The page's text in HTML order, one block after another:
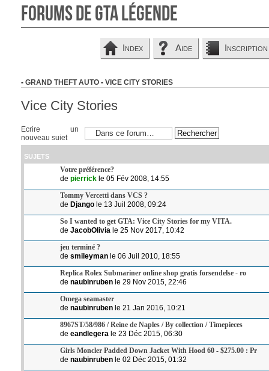
Forums de GTA Légende
Index Aide Inscription
- GRAND THEFT AUTO - VICE CITY STORIES
Vice City Stories
Ecrire un
nouveau sujet
SUJETS
Votre préférence?
de pierrickle 05 Fév 2008, 14:55
Tommy Vercetti dans VCS ?
de Djangole 13 Juil 2008, 09:24
So I wanted to get GTA: Vice City Stories for my VITA.
de JacobOlivia le 25 Nov 2017, 10:42
jeu terminé ?
de smileymanle 06 Juil 2010, 18:55
Replica Rolex Submariner online shop gratis forsendelse - ro
de naubinrubenle 29 Nov 2015, 22:46
Omega seamaster
de naubinrubenle 21 Jan 2016, 10:21
8967ST/58/986 / Reine de Naples / By collection / Timepieces
de eandlegera le 23 Déc 2015, 06:30
Girls Moncler Padded Down Jacket With Hood 60 - $275.00 : Pr
de naubinrubenle 02 Déc 2015, 01:32